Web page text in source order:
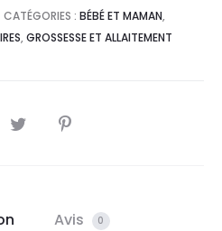
CATÉGORIES : BÉBÉ ET MAMAN,
, GROSSESSE ET ALLAITEMENT
Avis 0